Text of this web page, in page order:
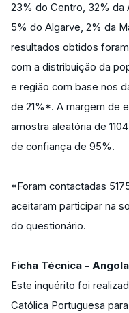
23% do Centro, 32% da
5% do Algarve, 2% da
resultados obtidos
com a distribuição da
e região com base nos
de 21%*. A margem de
amostra aleatória de
de confiança de 95%.
*Foram contactadas
aceitaram participar na
do questionário.
Ficha Técnica -
Este inquérito foi
Católica Portuguesa